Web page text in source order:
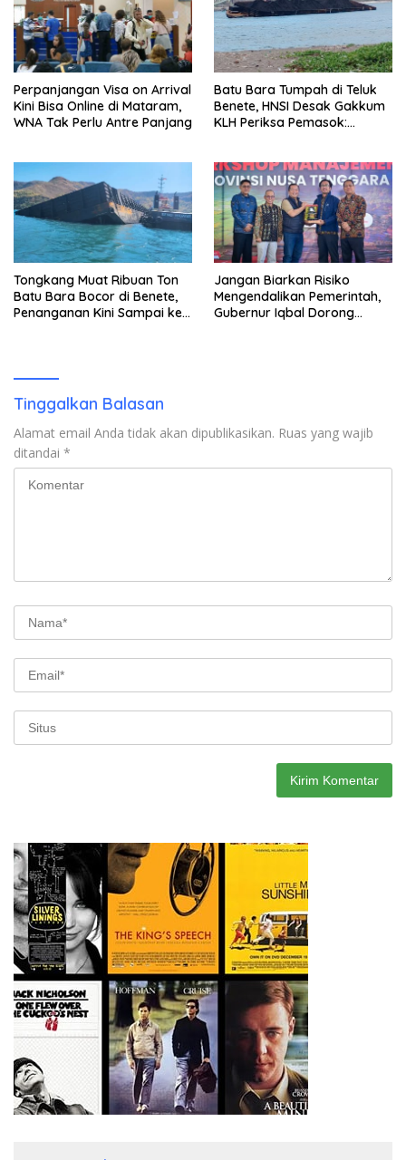
Perpanjangan Visa on Arrival
Kini Bisa Online di Mataram,
WNA Tak Perlu Antre Panjang
Batu Bara Tumpah di Teluk
Benete, HNSI Desak Gakkum
KLH Periksa Pemasok:
Tongkang Muat Ribuan Ton
Batu Bara Bocor di Benete,
Penanganan Kini Sampai ke
Jangan Biarkan Risiko
Mengendalikan Pemerintah,
Gubernur Iqbal Dorong
Tinggalkan Balasan
Alamat email Anda tidak akan dipublikasikan. Ruas yang wajib
ditandai *